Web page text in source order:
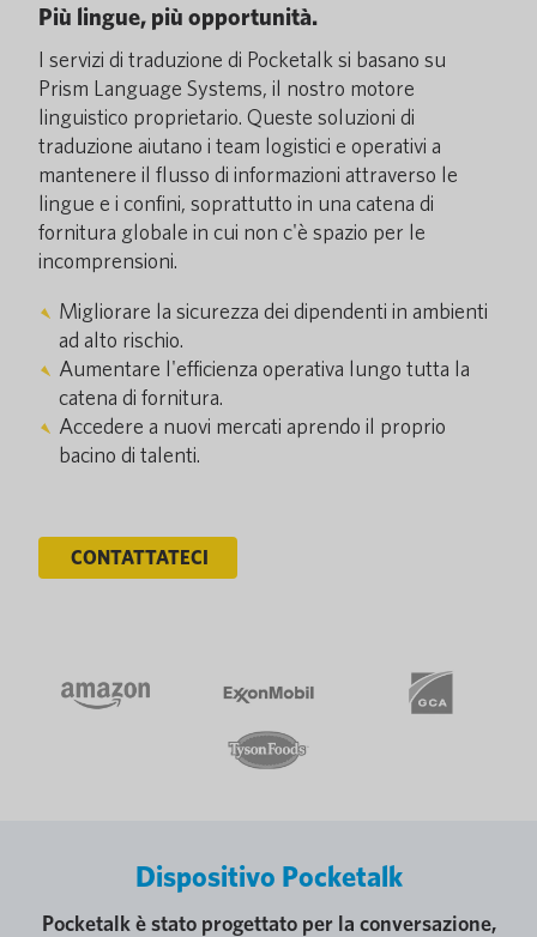
Più lingue, più opportunità.
I servizi di traduzione di Pocketalk si basano su
Prism Language Systems, il nostro motore
linguistico proprietario. Queste soluzioni di
traduzione aiutano i team logistici e operativi a
mantenere il flusso di informazioni attraverso le
lingue e i confini, soprattutto in una catena di
fornitura globale in cui non c'è spazio per le
incomprensioni.
Migliorare la sicurezza dei dipendenti in ambienti
ad alto rischio.
Aumentare l'efficienza operativa lungo tutta la
catena di fornitura.
Accedere a nuovi mercati aprendo il proprio
bacino di talenti.
CONTATTATECI
Dispositivo Pocketalk
Pocketalk è stato progettato per la conversazione,